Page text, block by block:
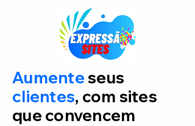
Aumenteseus
clientes, com sites
que convencem